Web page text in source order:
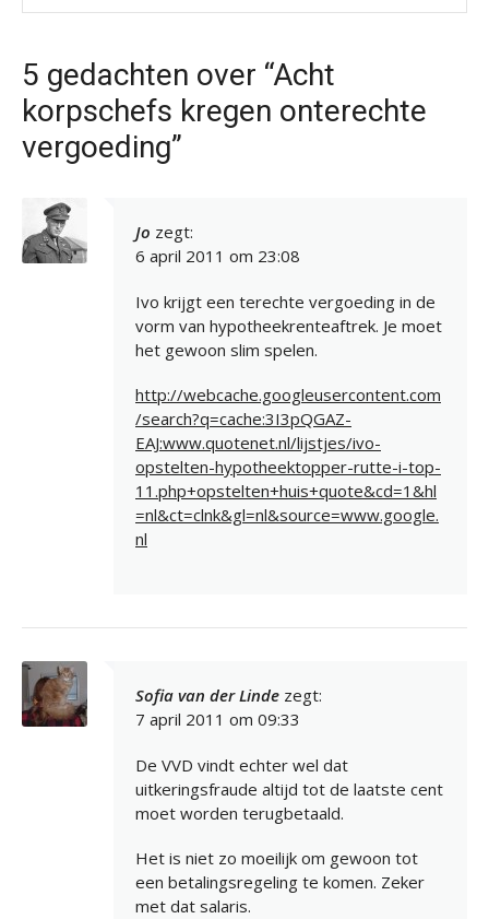
5 gedachten over “Acht
korpschefs kregen onterechte
vergoeding”
Jo zegt:
6 april 2011 om 23:08
Ivo krijgt een terechte vergoeding in de
vorm van hypotheekrenteaftrek. Je moet
het gewoon slim spelen.
http://webcache.googleusercontent.com
/search?q=cache:3I3pQGAZ-
EAJ:www.quotenet.nl/lijstjes/ivo-
opstelten-hypotheektopper-rutte-i-top-
11.php+opstelten+huis+quote&cd=1&hl
=nl&ct=clnk&gl=nl&source=www.google.
nl
Sofia van der Linde zegt:
7 april 2011 om 09:33
De VVD vindt echter wel dat
uitkeringsfraude altijd tot de laatste cent
moet worden terugbetaald.
Het is niet zo moeilijk om gewoon tot
een betalingsregeling te komen. Zeker
met dat salaris.